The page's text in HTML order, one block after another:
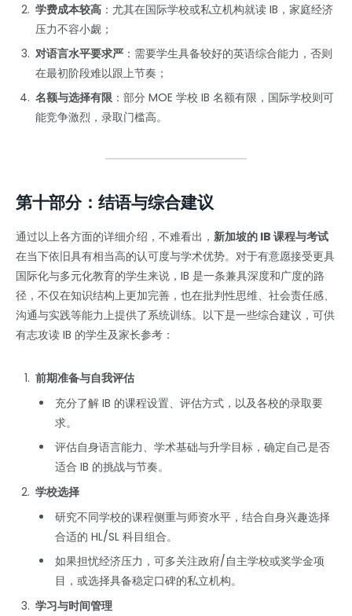
学费成本较高 ：尤其在国际学校或私立机构就读 IB，家庭经济
压力不容小觑；
对语言水平要求严 ：需要学生具备较好的英语综合能力，否则
在最初阶段难以跟上节奏；
名额与选择有限 ：部分 MOE 学校 IB 名额有限，国际学校则可
能竞争激烈，录取门槛高。
第十部分：结语与综合建议
通过以上各方面的详细介绍，不难看出， 新加坡的 IB 课程与考试
在当下依旧具有相当高的认可度与学术优势。对于有意愿接受更具
国际化与多元化教育的学生来说，IB 是一条兼具深度和广度的路
径，不仅在知识结构上更加完善，也在批判性思维、社会责任感、
沟通与实践等能力上提供了系统训练。以下是一些综合建议，可供
有志攻读 IB 的学生及家长参考：
前期准备与自我评估
充分了解 IB 的课程设置、评估方式，以及各校的录取要
求。
评估自身语言能力、学术基础与升学目标，确定自己是否
适合 IB 的挑战与节奏。
学校选择
研究不同学校的课程侧重与师资水平，结合自身兴趣选择
合适的 HL/SL 科目组合。
如果担忧经济压力，可多关注政府/自主学校或奖学金项
目，或选择具备稳定口碑的私立机构。
学习与时间管理